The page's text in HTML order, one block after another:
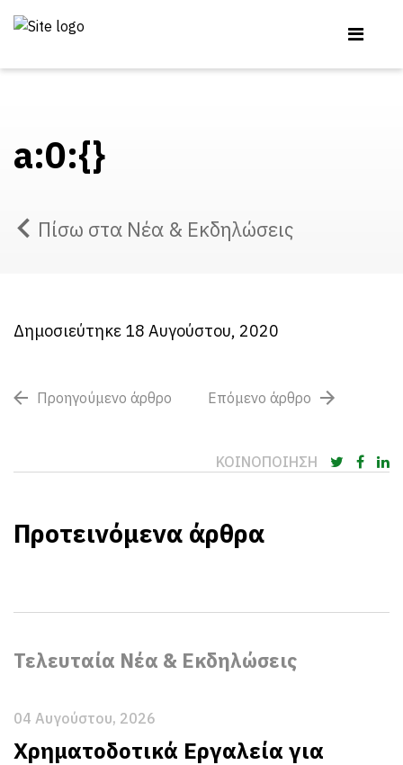
a:0:{}
Πίσω στα Νέα & Εκδηλώσεις
Δημοσιεύτηκε 18 Αυγούστου, 2020
Προηγούμενο άρθρο Επόμενο άρθρο
ΚΟΙΝΟΠΟΙΗΣΗ
Προτεινόμενα άρθρα
Τελευταία Νέα & Εκδηλώσεις
04 Αυγούστου, 2026
Χρηματοδοτικά Εργαλεία για